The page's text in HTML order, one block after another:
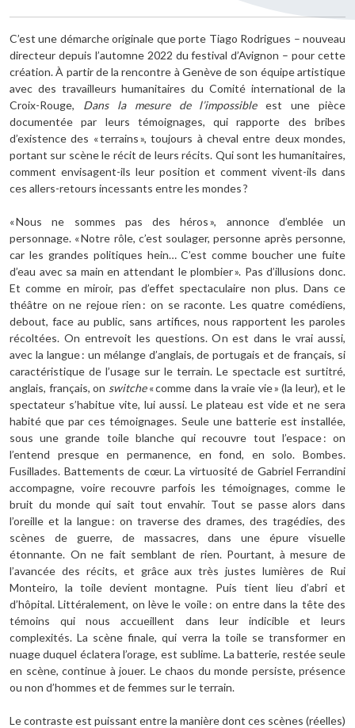
C’est une démarche originale que porte Tiago Rodrigues – nouveau
directeur depuis l’automne 2022 du festival d’Avignon – pour cette
création. À partir de la rencontre à Genève de son équipe artistique
avec des travailleurs humanitaires du Comité international de la
Croix-Rouge, Dans la mesure de l’impossibleest une pièce
documentée par leurs témoignages, qui rapporte des bribes
d’existence des « terrains », toujours à cheval entre deux mondes,
portant sur scène le récit de leurs récits. Qui sont les humanitaires,
comment envisagent-ils leur position et comment vivent-ils dans
ces allers-retours incessants entre les mondes ?
« Nous ne sommes pas des héros », annonce d’emblée un
personnage. « Notre rôle, c’est soulager, personne après personne,
car les grandes politiques hein… C’est comme boucher une fuite
d’eau avec sa main en attendant le plombier ». Pas d’illusions donc.
Et comme en miroir, pas d’effet spectaculaire non plus. Dans ce
théâtre on ne rejoue rien : on se raconte. Les quatre comédiens,
debout, face au public, sans artifices, nous rapportent les paroles
récoltées. On entrevoit les questions. On est dans le vrai aussi,
avec la langue : un mélange d’anglais, de portugais et de français, si
caractéristique de l’usage sur le terrain. Le spectacle est surtitré,
anglais, français, on switche« comme dans la vraie vie » (la leur), et le
spectateur s’habitue vite, lui aussi. Le plateau est vide et ne sera
habité que par ces témoignages. Seule une batterie est installée,
sous une grande toile blanche qui recouvre tout l’espace : on
l’entend presque en permanence, en fond, en solo. Bombes.
Fusillades. Battements de cœur. La virtuosité de Gabriel Ferrandini
accompagne, voire recouvre parfois les témoignages, comme le
bruit du monde qui sait tout envahir. Tout se passe alors dans
l’oreille et la langue : on traverse des drames, des tragédies, des
scènes de guerre, de massacres, dans une épure visuelle
étonnante. On ne fait semblant de rien. Pourtant, à mesure de
l’avancée des récits, et grâce aux très justes lumières de Rui
Monteiro, la toile devient montagne. Puis tient lieu d’abri et
d’hôpital. Littéralement, on lève le voile : on entre dans la tête des
témoins qui nous accueillent dans leur indicible et leurs
complexités. La scène finale, qui verra la toile se transformer en
nuage duquel éclatera l’orage, est sublime. La batterie, restée seule
en scène, continue à jouer. Le chaos du monde persiste, présence
ou non d’hommes et de femmes sur le terrain.
Le contraste est puissant entre la manière dont ces scènes (réelles)